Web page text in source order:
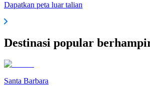
Dapatkan peta luar talian
Destinasi popular
Santa Barbara